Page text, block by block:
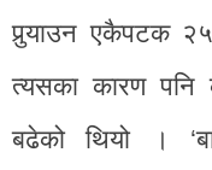
पुर्‍याउन एकैपटक
त्यसका कारण पनि
बढेको थियो ।